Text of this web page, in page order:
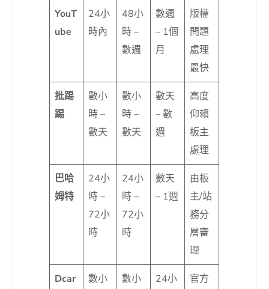
YouT
ube
24小
時內
48小
時 –
數週
數週
– 1個
月
版權
問題
處理
最快
批踢
踢
數小
時 –
數天
數小
時 –
數天
數天
– 數
週
高度
仰賴
板主
處理
巴哈
姆特
24小
時 –
72小
時
24小
時 –
72小
時
數天
– 1週
由板
主/站
務分
層審
理
Dcar
數小
數小
24小
官方